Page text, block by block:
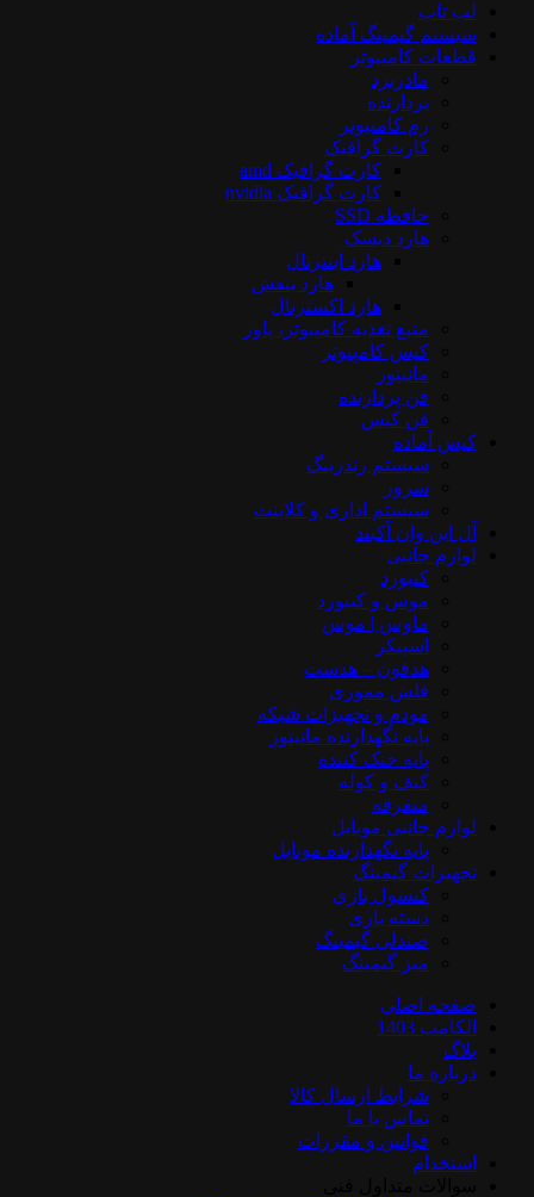
لپ تاپ
سیستم گیمینگ آماده
قطعات کامپیوتر
مادربرد
پردازنده
رم کامپیوتر
کارت گرافیک
کارت گرافیک amd
کارت گرافیک nvidia
حافظه SSD
هارد دیسک
هارد اینترنال
هارد بنفش
هارد اکسترنال
منبع تغذیه کامپیوتر، پاور
کیس کامپیوتر
مانیتور
فن پردازنده
فن کیس
کیس آماده
سیستم رندرینگ
سرور
سیستم‌ اداری و کلاینت
آل این وان آکبند
لوازم جانبی
کیبورد
موس و کیبورد
ماوس | موس
اسپیکر
هدفون – هدست
فلش مموری
مودم و تجهیزات شبکه
پایه نگهدارنده مانیتور
پایه خنک کننده
کیف و کوله
متفرقه
لوازم جانبی موبایل
پایه نگهدارنده موبایل
تجهیزات گیمینگ
کنسول بازی
دسته بازی
صندلی گیمینگ
میز گیمینگ
صفحه اصلی
الکامپ 1403
بلاگ
درباره ما
شرایط ارسال کالا
تماس با ما
قوانین و مقررات
استخدام